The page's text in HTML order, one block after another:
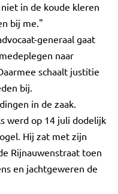
in de koude kleren
bij me."
generaal gaat
naar
schaalt justitie
bij.
in de zaak.
werd op 14 juli dodelijk
Hij zat met zijn
Rijnauwenstraat toen
en jachtgeweren de